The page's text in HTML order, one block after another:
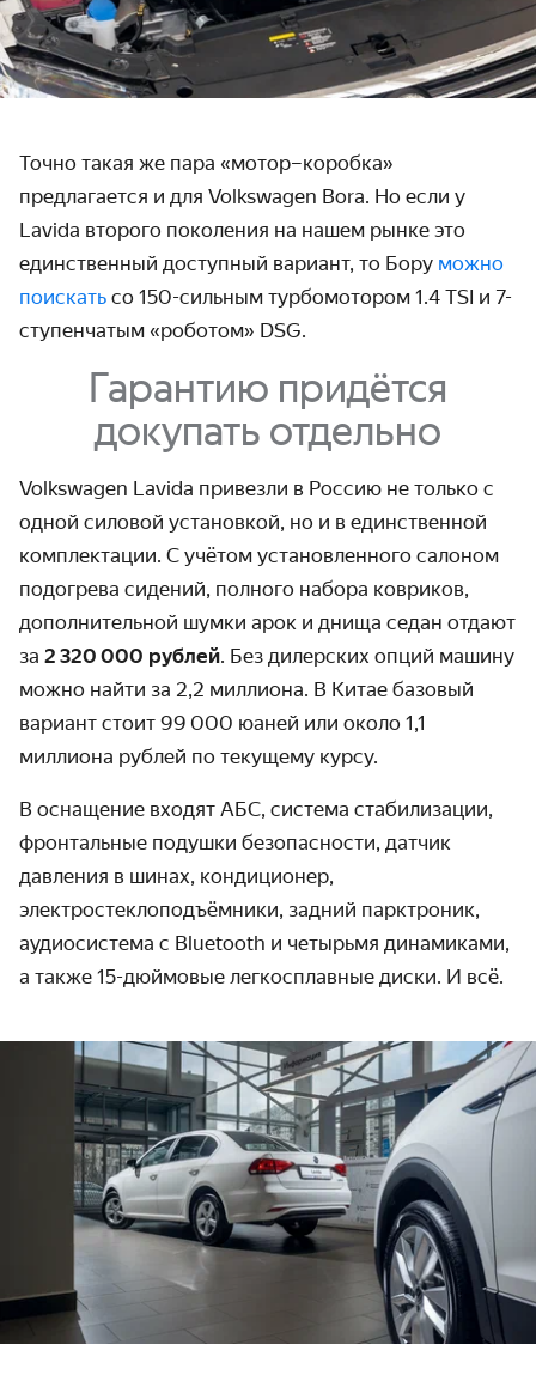
Точно такая же пара «мотор–коробка»
предлагается и для Volkswagen Bora. Но если у
Lavida второго поколения на нашем рынке это
единственный доступный вариант, то Бору можно
поискать со 150-сильным турбомотором 1.4 TSI и 7-
ступенчатым «роботом» DSG.
Гарантию придётся
докупать отдельно
Volkswagen Lavida привезли в Россию не только с
одной силовой установкой, но и в единственной
комплектации. С учётом установленного салоном
подогрева сидений, полного набора ковриков,
дополнительной шумки арок и днища седан отдают
за 2 320 000 рублей. Без дилерских опций машину
можно найти за 2,2 миллиона. В Китае базовый
вариант стоит 99 000 юаней или около 1,1
миллиона рублей по текущему курсу.
В оснащение входят АБС, система стабилизации,
фронтальные подушки безопасности, датчик
давления в шинах, кондиционер,
электростеклоподъёмники, задний парктроник,
аудиосистема с Bluetooth и четырьмя динамиками,
а также 15-дюймовые легкосплавные диски. И всё.